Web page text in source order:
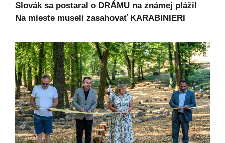
Slovák sa postaral o DRÁMU na známej pláži!
Na mieste museli zasahovať KARABINIERI